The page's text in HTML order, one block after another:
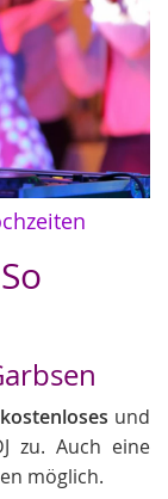
kostenloses und
zu. Auch eine
möglich.